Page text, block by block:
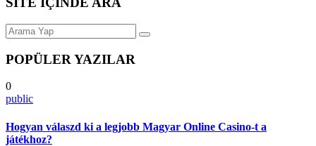
POPÜLER YAZILAR
0
public
Hogyan válaszd ki a legjobb Magyar Online Casino-t a
játékhoz?